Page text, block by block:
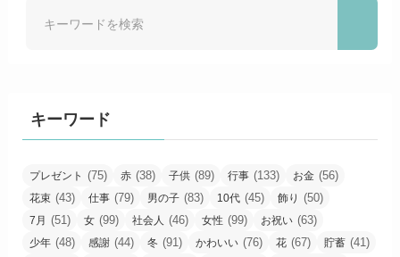
キーワード
プレゼント (75) 赤 (38) 子供 (89) 行事 (133) お金 (56)
花束 (43) 仕事 (79) 男の子 (83) 10代 (45) 飾り (50)
7月 (51) 女 (99) 社会人 (46) 女性 (99) お祝い (63)
少年 (48) 感謝 (44) 冬 (91) かわいい (76) 花 (67) 貯蓄 (41)